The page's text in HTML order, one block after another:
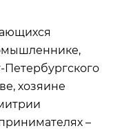
Петербургского
хозяине
–